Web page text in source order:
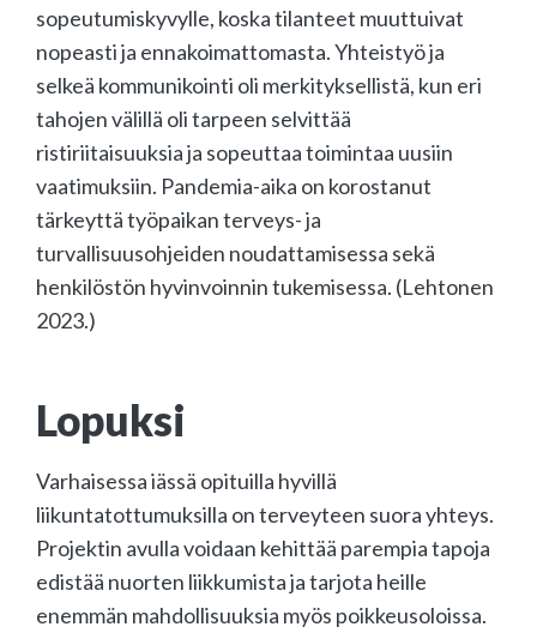
sopeutumiskyvylle, koska tilanteet muuttuivat
nopeasti ja ennakoimattomasta. Yhteistyö ja
selkeä kommunikointi oli merkityksellistä, kun eri
tahojen välillä oli tarpeen selvittää
ristiriitaisuuksia ja sopeuttaa toimintaa uusiin
vaatimuksiin. Pandemia-aika on korostanut
tärkeyttä työpaikan terveys- ja
turvallisuusohjeiden noudattamisessa sekä
henkilöstön hyvinvoinnin tukemisessa. (Lehtonen
2023.)
Lopuksi
Varhaisessa iässä opituilla hyvillä
liikuntatottumuksilla on terveyteen suora yhteys.
Projektin avulla voidaan kehittää parempia tapoja
edistää nuorten liikkumista ja tarjota heille
enemmän mahdollisuuksia myös poikkeusoloissa.